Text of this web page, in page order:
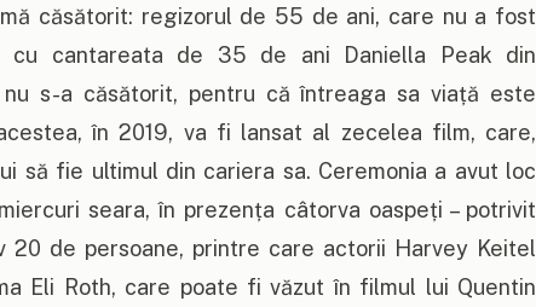
căsătorit: regizorul de 55 de ani, care nu a fost
cu cantareata de 35 de ani Daniella Peak din
s-a căsătorit, pentru că întreaga sa viață este
în 2019, va fi lansat al zecelea film, care,
să fie ultimul din cariera sa. Ceremonia a avut loc
seara, în prezența câtorva oaspeți – potrivit
20 de persoane, printre care actorii Harvey Keitel
Eli Roth, care poate fi văzut în filmul lui Quentin